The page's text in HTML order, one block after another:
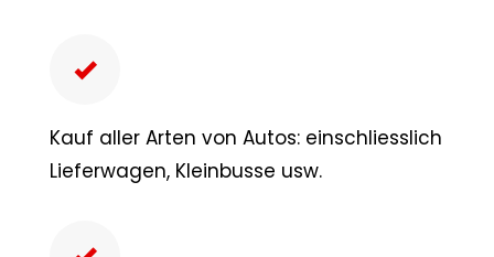
Kauf aller Arten von Autos: einschliesslich
Lieferwagen, Kleinbusse usw.